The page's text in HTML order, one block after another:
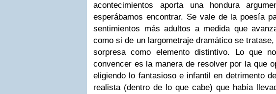
acontecimientos aporta una hondura
esperábamos encontrar. Se vale de la poesía
sentimientos más adultos a medida que
como si de un largometraje dramático se
sorpresa como elemento distintivo. Lo que
convencer es la manera de resolver por la que
eligiendo lo fantasioso e infantil en detrimento
realista (dentro de lo que cabe) que había